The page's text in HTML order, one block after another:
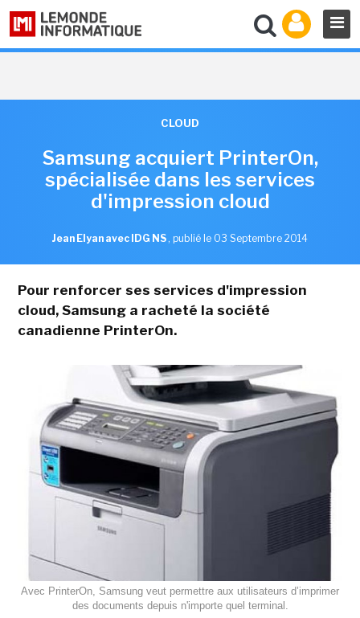
CLOUD
Samsung acquiert PrinterOn,
spécialisée dans les services
d'impression cloud
Jean Elyan avec IDG NS , publié le 03 Septembre 2014
Pour renforcer ses services d'impression
cloud, Samsung a racheté la société
canadienne PrinterOn.
Avec PrinterOn, Samsung veut permettre aux utilisateurs d’imprimer
des documents depuis n'importe quel terminal.